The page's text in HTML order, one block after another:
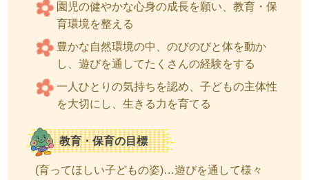
園児の健やかな心身の成長を願い、教育・保
育環境を整える
豊かな自然環境の中、のびのびと体を動か
し、遊びを通してたくさんの経験をする
一人ひとりの気持ちを認め、子どもの主体性
を大切にし、生きる力を育てる
教育・保育の目標
(育ってほしい子どもの姿)…遊びを通して様々